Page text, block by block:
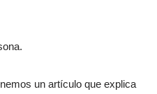
un artículo que explica